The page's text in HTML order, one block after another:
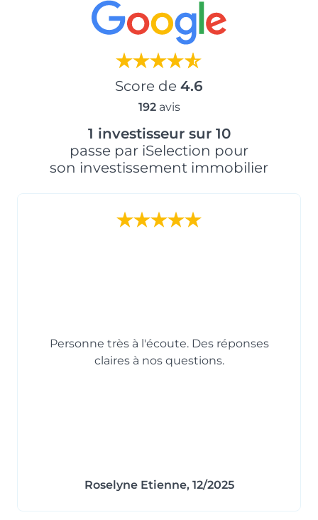
Score de 4.6
192avis
1 investisseur sur 10
passe par iSelection pour
son investissement immobilier
Personne très à l'écoute. Des réponses
claires à nos questions.
Roselyne Etienne, 12/2025